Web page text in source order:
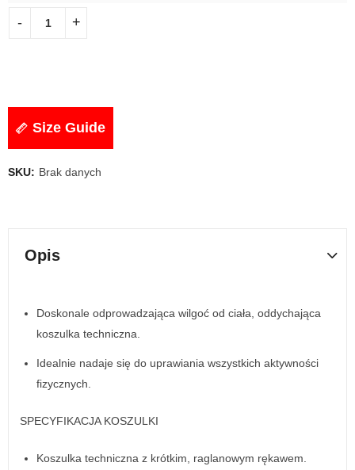
Size Guide
SKU: Brak danych
Opis
Doskonale odprowadzająca wilgoć od ciała, oddychająca
koszulka techniczna.
Idealnie nadaje się do uprawiania wszystkich aktywności
fizycznych.
SPECYFIKACJA KOSZULKI
Koszulka techniczna z krótkim, raglanowym rękawem.